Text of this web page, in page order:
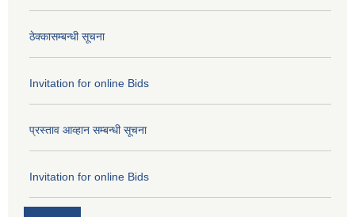
ठेक्कासम्बन्धी सूचना
Invitation for online Bids
प्रस्ताव आव्हान सम्बन्धी सूचना
Invitation for online Bids